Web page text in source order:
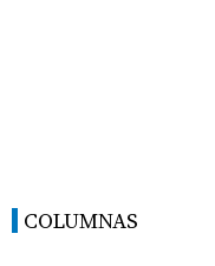
COLUMNAS